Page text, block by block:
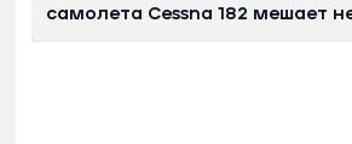
самолета Cessna 182 мешает